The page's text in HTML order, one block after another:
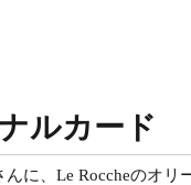
ルカード
に、Le Roccheのオリ